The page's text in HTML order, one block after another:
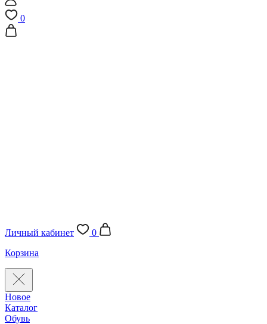
0
Личный кабинет
0
Корзина
Новое
Каталог
Обувь